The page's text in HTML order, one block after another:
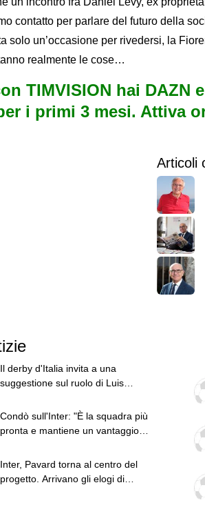
contatto per parlare del futuro della
solo un’occasione per rivedersi, la
realmente le cose…
TIMVISION hai DAZN
i primi 3 mesi. Attiva
Articoli
Il derby d'Italia invita a una
suggestione sul ruolo di Luis
fattore
Condò sull'Inter: "È la squadra più
pronta e mantiene un vantaggio
Inter, Pavard torna al centro del
progetto. Arrivano gli elogi di